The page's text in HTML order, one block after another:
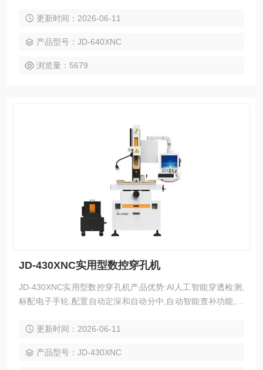
更新时间：2026-06-11
产品型号：JD-640XNC
浏览量：5679
JD-430XNC实用型数控穿孔机
JD-430XNC实用型数控穿孔机产品优势:AI人工智能穿透检测,
标配电子手轮,配置自动定深和自动分中,自动智能查补功能,全
更新时间：2026-06-11
产品型号：JD-430XNC